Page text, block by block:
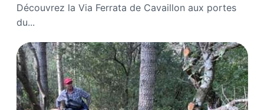
Découvrez la Via Ferrata de Cavaillon aux portes
du...